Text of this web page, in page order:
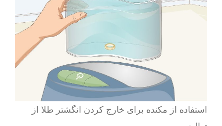
استفاده از مکنده برای خارج کردن انگشتر طلا از